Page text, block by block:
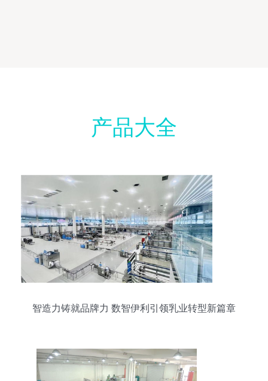
产品大全
智造力铸就品牌力 数智伊利引领乳业转型新篇章